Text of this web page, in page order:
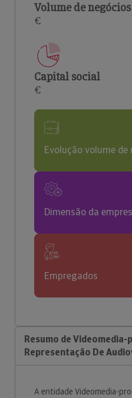
Volume de negócios
€
Capital social
€
Evolução volume de
Dimensão da
Empregados
Resumo de Videomedia-
Representação De
A entidade Videomedia-